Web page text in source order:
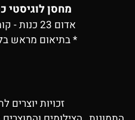
מחסן לוגיסטי
אדום 23 כנות - קומה 2
* בתיאום מראש
זכויות יוצרים